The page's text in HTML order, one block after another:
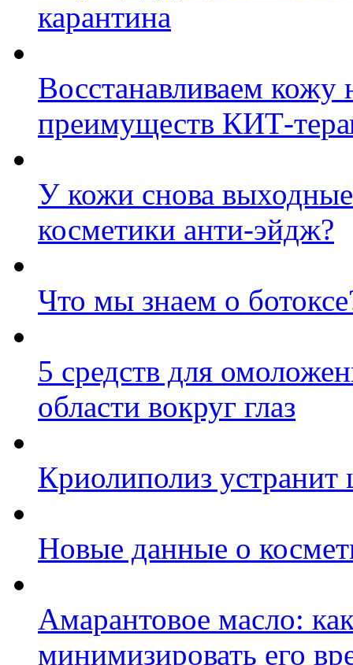
карантина
Восстанавливаем кожу
преимуществ КИТ-
У кожи снова
косметики анти-эйдж?
Что мы знаем о
5 средств для
области вокруг глаз
Криолиполиз
Новые данные о
Амарантовое масло:
минимизировать его